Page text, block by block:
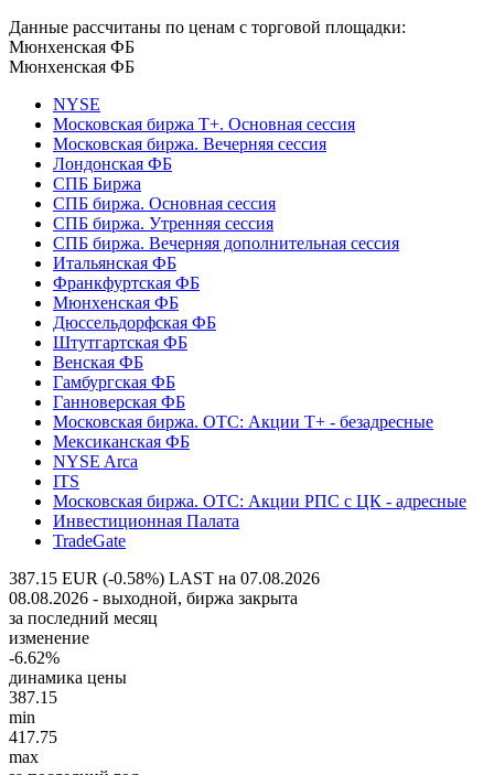
Данные рассчитаны по ценам с торговой площадки:
Мюнхенская ФБ
Мюнхенская ФБ
NYSE
Московская биржа Т+. Основная сессия
Московская биржа. Вечерняя сессия
Лондонская ФБ
СПБ Биржа
СПБ биржа. Основная сессия
СПБ биржа. Утренняя сессия
СПБ биржа. Вечерняя дополнительная сессия
Итальянская ФБ
Франкфуртская ФБ
Мюнхенская ФБ
Дюссельдорфская ФБ
Штутгартская ФБ
Венская ФБ
Гамбургская ФБ
Ганноверская ФБ
Московская биржа. OTC: Акции T+ - безадресные
Мексиканская ФБ
NYSE Arca
ITS
Московская биржа. OTC: Акции РПС с ЦК - адресные
Инвестиционная Палата
TradeGate
387.15 EUR (-0.58%) LAST на 07.08.2026
08.08.2026 - выходной, биржа закрыта
за последний месяц
изменение
-6.62%
динамика цены
387.15
min
417.75
max